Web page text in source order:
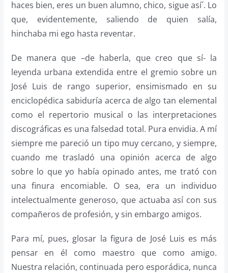
haces bien, eres un buen alumno, chico, sigue así´. Lo
que, evidentemente, saliendo de quien salía,
hinchaba mi ego hasta reventar.
De manera que –de haberla, que creo que sí- la
leyenda urbana extendida entre el gremio sobre un
José Luis de rango superior, ensimismado en su
enciclopédica sabiduría acerca de algo tan elemental
como el repertorio musical o las interpretaciones
discográficas es una falsedad total. Pura envidia. A mí
siempre me pareció un tipo muy cercano, y siempre,
cuando me trasladó una opinión acerca de algo
sobre lo que yo había opinado antes, me trató con
una finura encomiable. O sea, era un individuo
intelectualmente generoso, que actuaba así con sus
compañeros de profesión, y sin embargo amigos.
Para mí, pues, glosar la figura de José Luis es más
pensar en él como maestro que como amigo.
Nuestra relación, continuada pero esporádica, nunca